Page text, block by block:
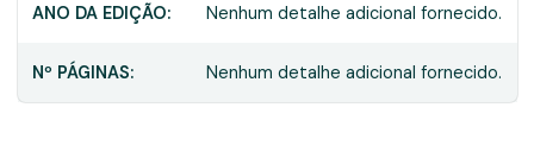
ANO DA EDIÇÃO: Nenhum detalhe adicional fornecido.
Nº PÁGINAS: Nenhum detalhe adicional fornecido.